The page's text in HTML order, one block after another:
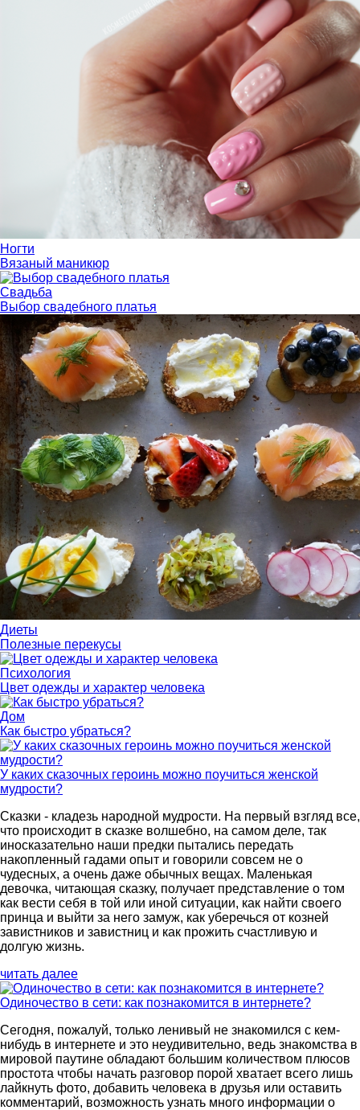
Ногти
Вязаный маникюр
Свадьба
Выбор свадебного платья
Диеты
Полезные перекусы
Психология
Цвет одежды и характер человека
Дом
Как быстро убраться?
У каких сказочных героинь можно поучиться женской
мудрости?
Сказки - кладезь народной мудрости. На первый взгляд все,
что происходит в сказке волшебно, на самом деле, так
иносказательно наши предки пытались передать
накопленный гадами опыт и говорили совсем не о
чудесных, а очень даже обычных вещах. Маленькая
девочка, читающая сказку, получает представление о том
как вести себя в той или иной ситуации, как найти своего
принца и выйти за него замуж, как уберечься от козней
завистников и завистниц и как прожить счастливую и
долгую жизнь.
читать далее
Одиночество в сети: как познакомится в интернете?
Сегодня, пожалуй, только ленивый не знакомился с кем-
нибудь в интернете и это неудивительно, ведь знакомства в
мировой паутине обладают большим количеством плюсов
простота чтобы начать разговор порой хватает всего лишь
лайкнуть фото, добавить человека в друзья или оставить
комментарий, возможность узнать много информации о